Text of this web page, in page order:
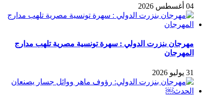
04 أغسطس 2026
مهرجان بنزرت الدولي : سهرة تونسية مصرية تلهب مدارج
المهرجان
31 يوليو 2026